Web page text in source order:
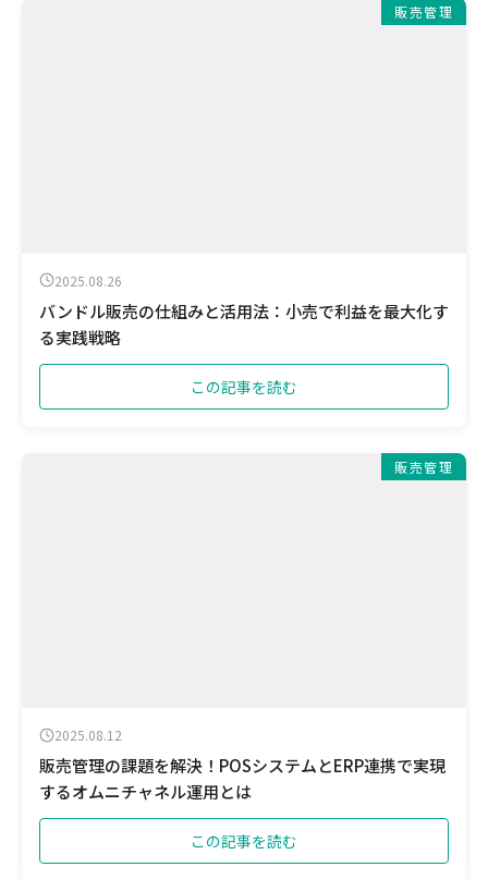
販売管理
2025.08.26
バンドル販売の仕組みと活用法：小売で利益を最大化す
る実践戦略
この記事を読む
販売管理
2025.08.12
販売管理の課題を解決！POSシステムとERP連携で実現
するオムニチャネル運用とは
この記事を読む